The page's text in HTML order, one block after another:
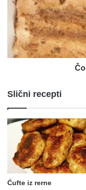
Slični recepti
Ćufte iz rerne